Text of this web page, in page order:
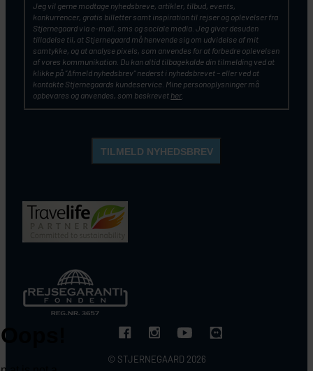
© STJERNEGAARD 2026
Jeg vil gerne modtage nyhedsbreve, artikler, tilbud, events,
konkurrencer, gratis billetter samt inspiration til rejser og oplevelser fra
Stjernegaard via e-mail, sms og sociale media. Jeg giver desuden
tilladelse til, at Stjernegaard må henvende sig om udvidelse af mit
samtykke, og at analyse pixels, som anvendes for at forbedre oplevelsen
af vores kommunikation. Du kan altid tilbagekalde din tilmelding ved at
klikke på ”Afmeld nyhedsbrev” nederst i nyhedsbrevet – eller ved at
kontakte Stjernegaards kundeservice. Mine personoplysninger må
opbevares og anvendes, som beskrevet her